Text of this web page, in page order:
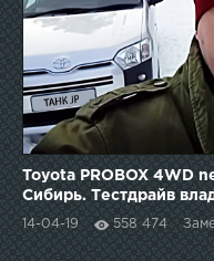
Toyota PROBOX 4WD
Сибирь. Тестдрайв
14-04-19 558 474